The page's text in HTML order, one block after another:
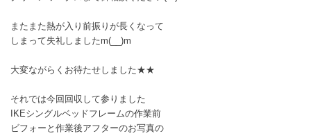
またまた熱が入り前振りが長くなって
しまって失礼しましたm(__)m
大変ながらくお待たせしました★★
それでは今回回収して参りました
IKEシングルベッドフレームの作業前
ビフォーと作業後アフターのお写真の